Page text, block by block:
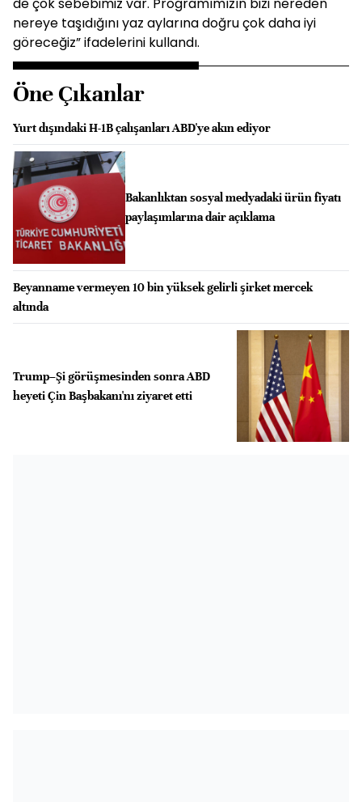
nereye taşıdığını yaz aylarına doğru çok daha iyi
göreceğiz” ifadelerini kullandı.
Öne Çıkanlar
Yurt dışındaki H-1B çalışanları ABD'ye akın ediyor
Bakanlıktan sosyal medyadaki ürün fiyatı
paylaşımlarına dair açıklama
Beyanname vermeyen 10 bin yüksek gelirli şirket mercek
altında
Trump–Şi görüşmesinden sonra ABD
heyeti Çin Başbakanı'nı ziyaret etti